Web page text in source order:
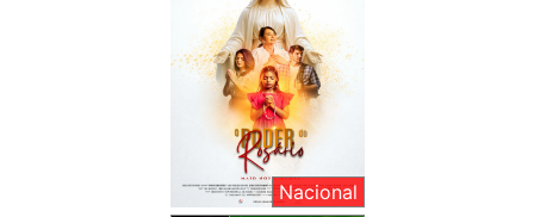
Nacional